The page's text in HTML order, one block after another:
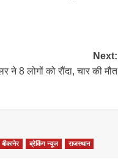
Next:
ने 8 लोगों को रौंदा, चार की मौत
बीकानेर ब्रेकिंग न्यूज राजस्थान